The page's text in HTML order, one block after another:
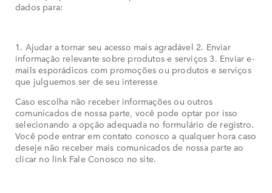
dados para:
1. Ajudar a tornar seu acesso mais agradável 2. Enviar
informação relevante sobre produtos e serviços 3. Enviar e-
mails esporádicos com promoções ou produtos e serviços
que julguemos ser de seu interesse
Caso escolha não receber informações ou outros
comunicados de nossa parte, você pode optar por isso
selecionando a opção adequada no formulário de registro.
Você pode entrar em contato conosco a qualquer hora caso
deseje não receber mais comunicados de nossa parte ao
clicar no link Fale Conosco no site.